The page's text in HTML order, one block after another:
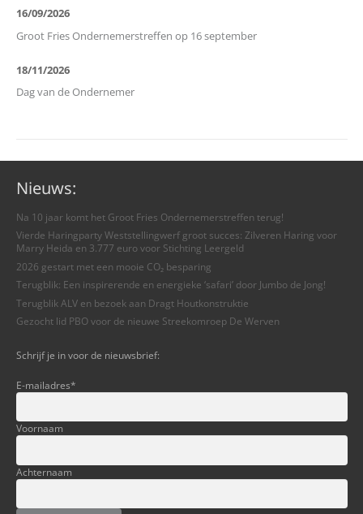
16/09/2026
Groot Fries Ondernemerstreffen op 16 september
18/11/2026
Dag van de Ondernemer
Nieuws:
Na 10 jaar komt het Groot Fries Ondernemerstreffen terug!
Vierde Haringparty Weststellingwerf groot succes: Zilveren Haring voor
Marry Heida en 3.777 euro voor Stichting Leergeld
2026 gestart met een mooie CO₂ besparing
Terugblik: Een inspirerende en energieke ‘safari’ door Jumbo de Jong!
Terugblik ALV en bezoek aan Dragt Houtkonstruktie
Gezocht lid PBO voor de nieuwe Streekomroep De Werven
Schrijf je in voor de nieuwsbrief:
E-mailadres*
Voornaam
Achternaam